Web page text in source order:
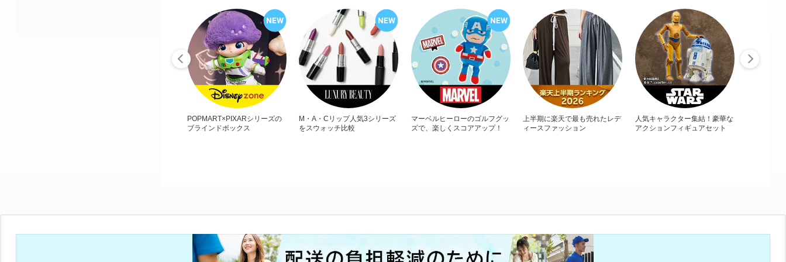
POPMART×PIXARシリーズの
ブラインドボックス
M・A・Cリップ人気3シリーズ
をスウォッチ比較
マーベルヒーローのゴルフグッ
ズで、楽しくスコアアップ！
上半期に楽天で最も売れたレデ
ィースファッション
人気キャラクター集結！豪華な
アクションフィギュアセット